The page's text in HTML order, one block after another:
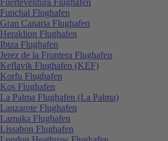
Funchal Flughafen
Gran Canaria Flughafen
Heraklion Flughafen
Ibiza Flughafen
Jerez de la Frontera Flughafen
Keflavik Flughafen (KEF)
Korfu Flughafen
Kos Flughafen
La Palma Flughafen (La Palma)
Lanzarote Flughafen
Larnaka Flughafen
Lissabon Flughafen